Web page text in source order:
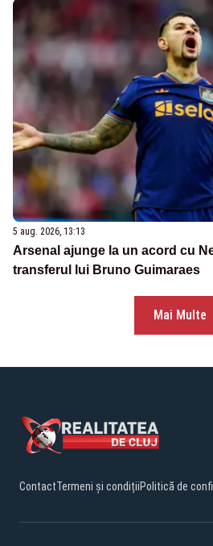
5 aug. 2026, 13:13
Arsenal ajunge la un acord cu
transferul lui Bruno Guimaraes
Mai Multe
ContactTermeni și condițiiPolitică de